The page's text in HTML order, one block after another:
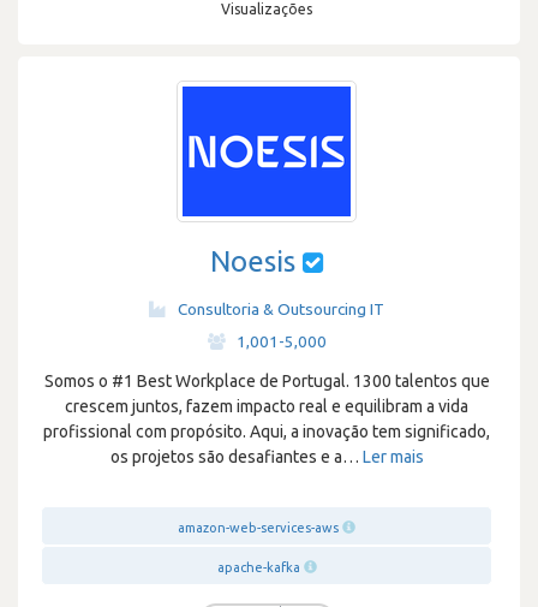
Visualizações
Noesis
Consultoria & Outsourcing IT
1,001-5,000
Somos o #1 Best Workplace de Portugal. 1300 talentos que
crescem juntos, fazem impacto real e equilibram a vida
profissional com propósito. Aqui, a inovação tem significado,
os projetos são desafiantes e a… Ler mais
amazon-web-services-aws
apache-kafka